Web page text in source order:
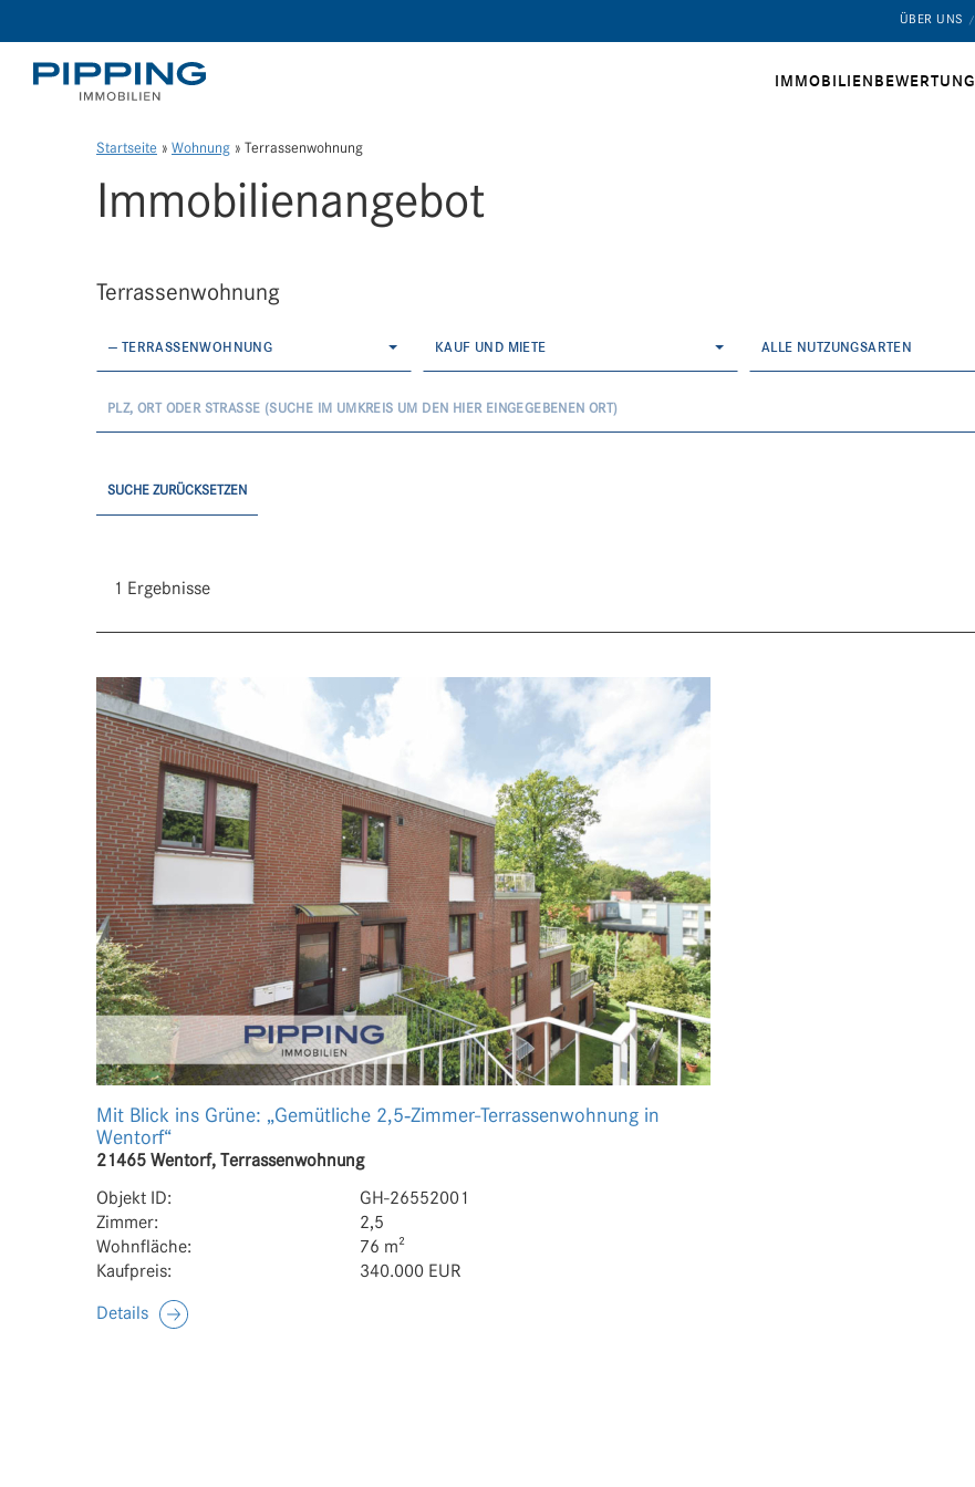
ÜBER UNS
IMMOBILIENBEWERTUNG
Startseite » Wohnung » Terrassenwohnung
Immobilien­angebot
Terrassenwohnung
— TERRASSENWOHNUNG KAUF UND MIETE ALLE NUTZUNGSARTEN
SUCHE ZURÜCKSETZEN
1 Ergebnisse
Mit Blick ins Grüne: „Gemütliche 2,5‑Zimmer-Terrassenwohnung in
Wentorf“
21465 Wentorf, Terrassenwohnung
Objekt ID:
GH-26552001
Zimmer:
2,5
Wohnfläche:
76 m²
Kaufpreis:
340.000 EUR
Details